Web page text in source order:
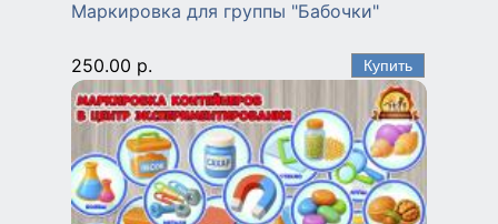
Маркировка для группы "Бабочки"
250.00 р.